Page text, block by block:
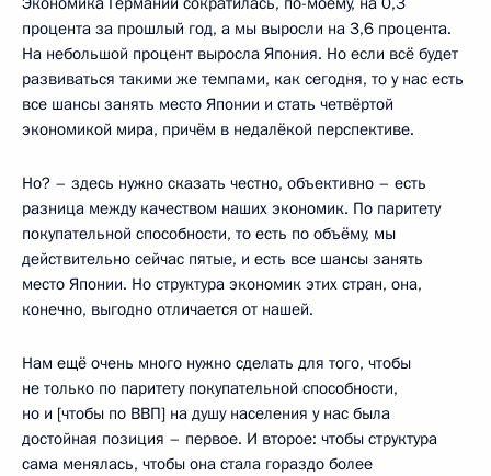
процента за прошлый год, а мы выросли на 3,6 процента.
На небольшой процент выросла Япония. Но если всё будет
развиваться такими же темпами, как сегодня, то у нас есть
все шансы занять место Японии и стать четвёртой
экономикой мира, причём в недалёкой перспективе.
Но? – здесь нужно сказать честно, объективно – есть
разница между качеством наших экономик. По паритету
покупательной способности, то есть по объёму, мы
действительно сейчас пятые, и есть все шансы занять
место Японии. Но структура экономик этих стран, она,
конечно, выгодно отличается от нашей.
Нам ещё очень много нужно сделать для того, чтобы
не только по паритету покупательной способности,
но и [чтобы по ВВП] на душу населения у нас была
достойная позиция – первое. И второе: чтобы структура
сама менялась, чтобы она стала гораздо более